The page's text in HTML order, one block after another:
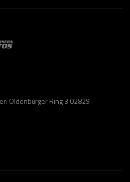
Oldenburger Ring 3 02829